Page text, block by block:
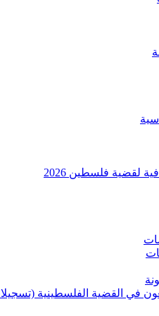
لقضية فلسطين 2026
في القضية الفلسطينية